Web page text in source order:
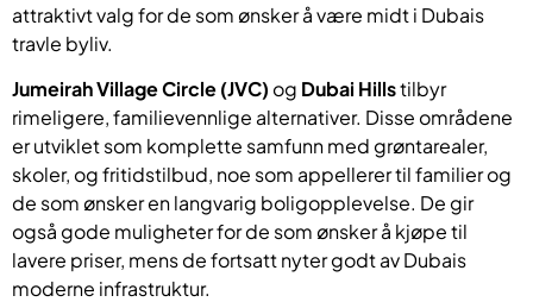
attraktivt valg for de som ønsker å være midt i Dubais
travle byliv.
Jumeirah Village Circle (JVC) og Dubai Hillstilbyr
rimeligere, familievennlige alternativer. Disse områdene
er utviklet som komplette samfunn med grøntarealer,
skoler, og fritidstilbud, noe som appellerer til familier og
de som ønsker en langvarig boligopplevelse. De gir
også gode muligheter for de som ønsker å kjøpe til
lavere priser, mens de fortsatt nyter godt av Dubais
moderne infrastruktur.